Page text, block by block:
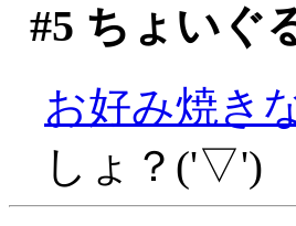
#5 ちょいぐ
お好み焼き
しょ？('▽')